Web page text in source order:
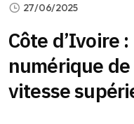
27/06/2025
Côte d’Ivoire
numérique de
vitesse